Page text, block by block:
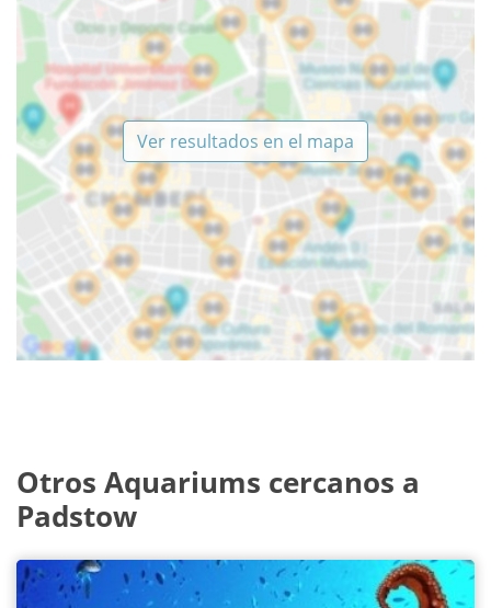
Ver resultados en el mapa
Otros Aquariums cercanos a
Padstow